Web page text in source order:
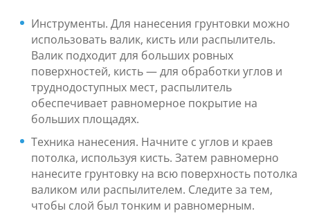
Инструменты. Для нанесения грунтовки можно
использовать валик, кисть или распылитель.
Валик подходит для больших ровных
поверхностей, кисть — для обработки углов и
труднодоступных мест, распылитель
обеспечивает равномерное покрытие на
больших площадях.
Техника нанесения. Начните с углов и краев
потолка, используя кисть. Затем равномерно
нанесите грунтовку на всю поверхность потолка
валиком или распылителем. Следите за тем,
чтобы слой был тонким и равномерным.